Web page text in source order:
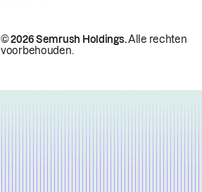
© 2026 Semrush Holdings.Alle rechten
voorbehouden.